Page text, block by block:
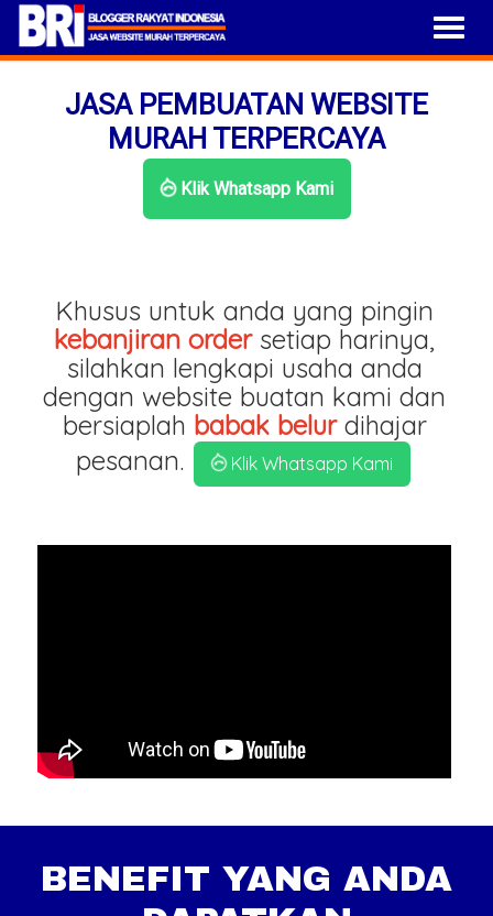
JASA PEMBUATAN WEBSITE
MURAH TERPERCAYA
Klik Whatsapp Kami
Khusus untuk anda yang pingin
kebanjiran ordersetiap harinya,
silahkan lengkapi usaha anda
dengan website buatan kami dan
bersiaplah babak belurdihajar
pesanan.
Klik Whatsapp Kami
BENEFIT YANG ANDA